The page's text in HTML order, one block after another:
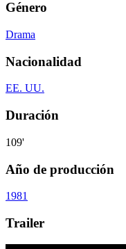
Género
Drama
Nacionalidad
EE. UU.
Duración
109'
Año de producción
1981
Trailer